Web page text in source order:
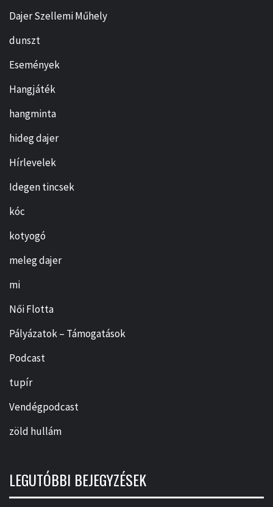
Dajer Szellemi Műhely
dunszt
Események
Hangjáték
hangminta
hideg dajer
Hírlevelek
Idegen tincsek
kóc
kotyogó
meleg dajer
mi
Női Flotta
Pályázatok – Támogatások
Podcast
tupír
Vendégpodcast
zöld hullám
LEGUTÓBBI BEJEGYZÉSEK